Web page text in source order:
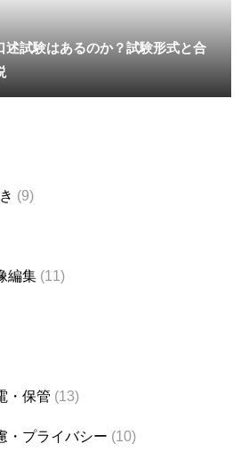
述試験はあるのか？試験形式と合
(9)
編集 (11)
・保管 (13)
・プライバシー (10)